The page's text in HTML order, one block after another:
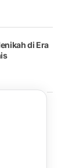
di Era